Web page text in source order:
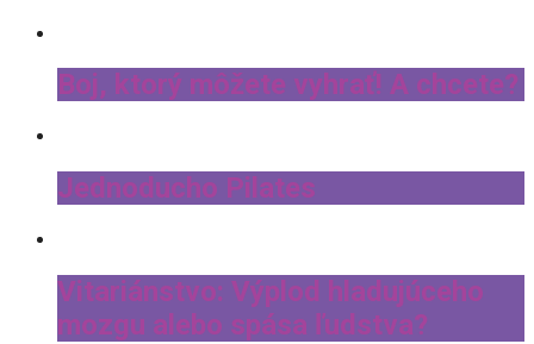
Boj, ktorý môžete vyhrať! A chcete?
Jednoducho Pilates
Vitariánstvo: Výplod hladujúceho
mozgu alebo spása ľudstva?